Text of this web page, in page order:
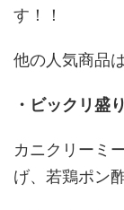
す！！
他の人気商品は
・ビックリ
カニクリーミ
げ、若鶏ポン